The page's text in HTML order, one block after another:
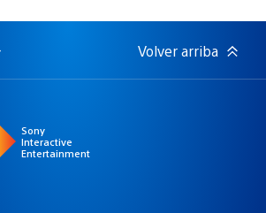
Volver arriba
Sony
Interactive
Entertainment